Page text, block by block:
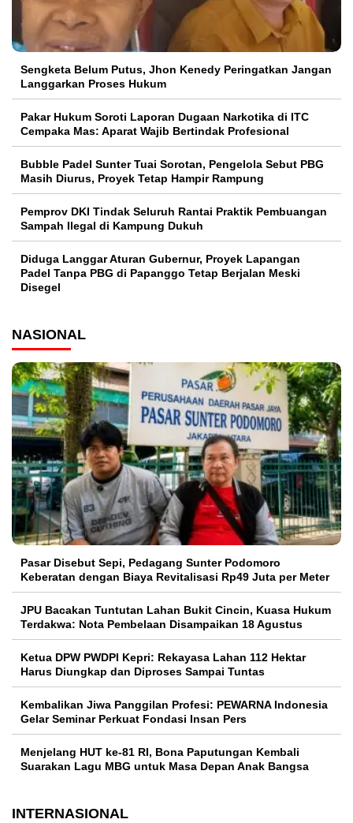
Sengketa Belum Putus, Jhon Kenedy Peringatkan Jangan
Langgarkan Proses Hukum
Pakar Hukum Soroti Laporan Dugaan Narkotika di ITC
Cempaka Mas: Aparat Wajib Bertindak Profesional
Bubble Padel Sunter Tuai Sorotan, Pengelola Sebut PBG
Masih Diurus, Proyek Tetap Hampir Rampung
Pemprov DKI Tindak Seluruh Rantai Praktik Pembuangan
Sampah Ilegal di Kampung Dukuh
Diduga Langgar Aturan Gubernur, Proyek Lapangan
Padel Tanpa PBG di Papanggo Tetap Berjalan Meski
Disegel
NASIONAL
Pasar Disebut Sepi, Pedagang Sunter Podomoro
Keberatan dengan Biaya Revitalisasi Rp49 Juta per Meter
JPU Bacakan Tuntutan Lahan Bukit Cincin, Kuasa Hukum
Terdakwa: Nota Pembelaan Disampaikan 18 Agustus
Ketua DPW PWDPI Kepri: Rekayasa Lahan 112 Hektar
Harus Diungkap dan Diproses Sampai Tuntas
Kembalikan Jiwa Panggilan Profesi: PEWARNA Indonesia
Gelar Seminar Perkuat Fondasi Insan Pers
Menjelang HUT ke-81 RI, Bona Paputungan Kembali
Suarakan Lagu MBG untuk Masa Depan Anak Bangsa
INTERNASIONAL